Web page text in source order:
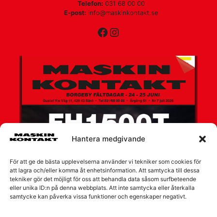
Hantera medgivande
För att ge de bästa upplevelserna använder vi tekniker som cookies för
att lagra och/eller komma åt enhetsinformation. Att samtycka till dessa
tekniker gör det möjligt för oss att behandla data såsom surfbeteende
eller unika ID:n på denna webbplats. Att inte samtycka eller återkalla
samtycke kan påverka vissa funktioner och egenskaper negativt.
Telefon: 031 68 00 00
E-post: info@maskinkontakt.se
Facebook
Instagram